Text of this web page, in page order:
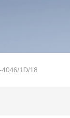
4046/1D/18